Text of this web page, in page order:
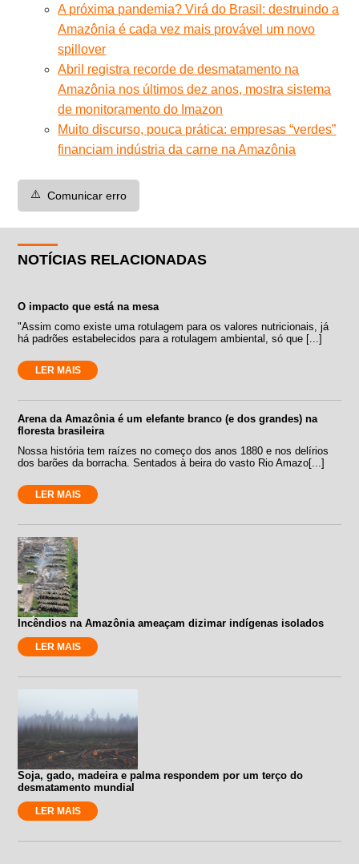
A próxima pandemia? Virá do Brasil: destruindo a
Amazônia é cada vez mais provável um novo
spillover
Abril registra recorde de desmatamento na
Amazônia nos últimos dez anos, mostra sistema
de monitoramento do Imazon
Muito discurso, pouca prática: empresas “verdes”
financiam indústria da carne na Amazônia
⚠️ Comunicar erro
NOTÍCIAS RELACIONADAS
O impacto que está na mesa
"Assim como existe uma rotulagem para os valores nutricionais, já
há padrões estabelecidos para a rotulagem ambiental, só que [...]
LER MAIS
Arena da Amazônia é um elefante branco (e dos grandes) na
floresta brasileira
Nossa história tem raízes no começo dos anos 1880 e nos delírios
dos barões da borracha. Sentados à beira do vasto Rio Amazo[...]
LER MAIS
Incêndios na Amazônia ameaçam dizimar indígenas isolados
LER MAIS
Soja, gado, madeira e palma respondem por um terço do
desmatamento mundial
LER MAIS